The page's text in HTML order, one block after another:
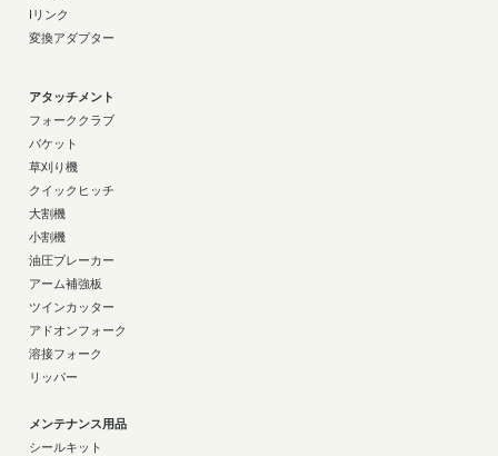
Iリンク
変換アダプター
アタッチメント
フォーククラブ
バケット
草刈り機
クイックヒッチ
大割機
小割機
油圧ブレーカー
アーム補強板
ツインカッター
アドオンフォーク
溶接フォーク
リッパー
メンテナンス用品
シールキット